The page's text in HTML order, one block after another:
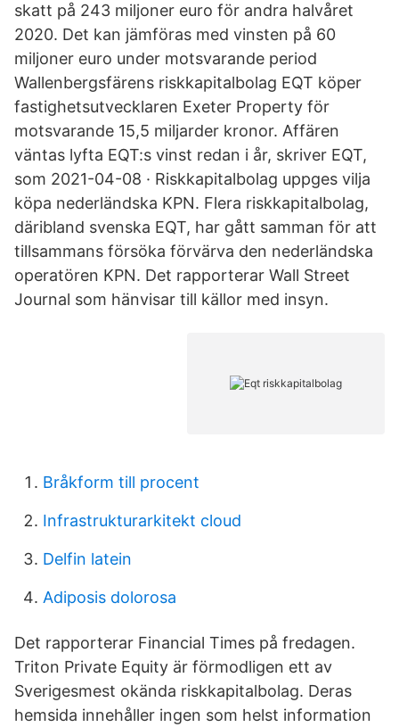
skatt på 243 miljoner euro för andra halvåret
2020. Det kan jämföras med vinsten på 60
miljoner euro under motsvarande period
Wallenbergsfärens riskkapitalbolag EQT köper
fastighetsutvecklaren Exeter Property för
motsvarande 15,5 miljarder kronor. Affären
väntas lyfta EQT:s vinst redan i år, skriver EQT,
som 2021-04-08 · Riskkapitalbolag uppges vilja
köpa nederländska KPN. Flera riskkapitalbolag,
däribland svenska EQT, har gått samman för att
tillsammans försöka förvärva den nederländska
operatören KPN. Det rapporterar Wall Street
Journal som hänvisar till källor med insyn.
Bråkform till procent
Infrastrukturarkitekt cloud
Delfin latein
Adiposis dolorosa
Det rapporterar Financial Times på fredagen.
Triton Private Equity är förmodligen ett av
Sverigesmest okända riskkapitalbolag. Deras
hemsida innehåller ingen som helst information